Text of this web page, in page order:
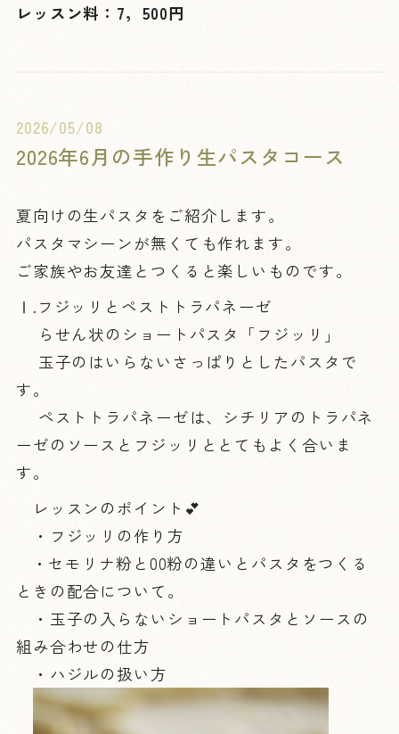
レッスン料：7，500円
2026/05/08
2026年6月の手作り生パスタコース
夏向けの生パスタをご紹介します。
パスタマシーンが無くても作れます。
ご家族やお友達とつくると楽しいものです。
Ⅰ.フジッリとペストトラパネーゼ
らせん状のショートパスタ「フジッリ」
玉子のはいらないさっぱりとしたパスタで
す。
ペストトラパネーゼは、シチリアのトラパネ
ーゼのソースとフジッリととてもよく合いま
す。
レッスンのポイント💕
・フジッリの作り方
・セモリナ粉と00粉の違いとパスタをつくる
ときの配合について。
・玉子の入らないショートパスタとソースの
組み合わせの仕方
・ハジルの扱い方